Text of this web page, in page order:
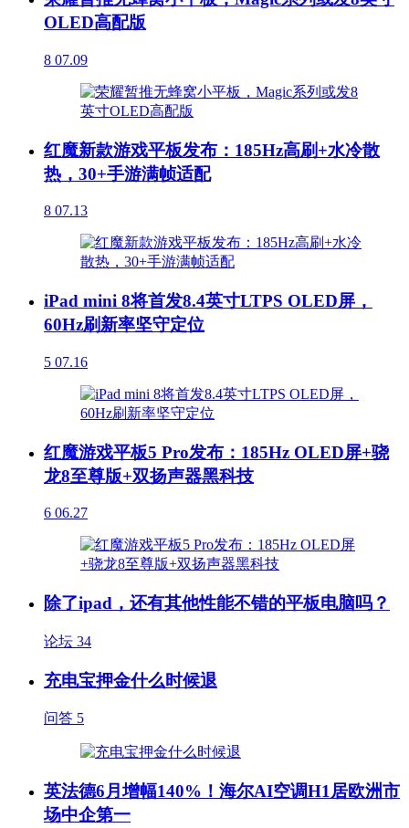
OLED高配版
8 07.09
红魔新款游戏平板发布：185Hz高刷+水冷散
热，30+手游满帧适配
8 07.13
iPad mini 8将首发8.4英寸LTPS OLED屏，
60Hz刷新率坚守定位
5 07.16
红魔游戏平板5 Pro发布：185Hz OLED屏+骁
龙8至尊版+双扬声器黑科技
6 06.27
除了ipad，还有其他性能不错的平板电脑吗？
论坛 34
充电宝押金什么时候退
问答 5
英法德6月增幅140%！海尔AI空调H1居欧洲市
场中企第一